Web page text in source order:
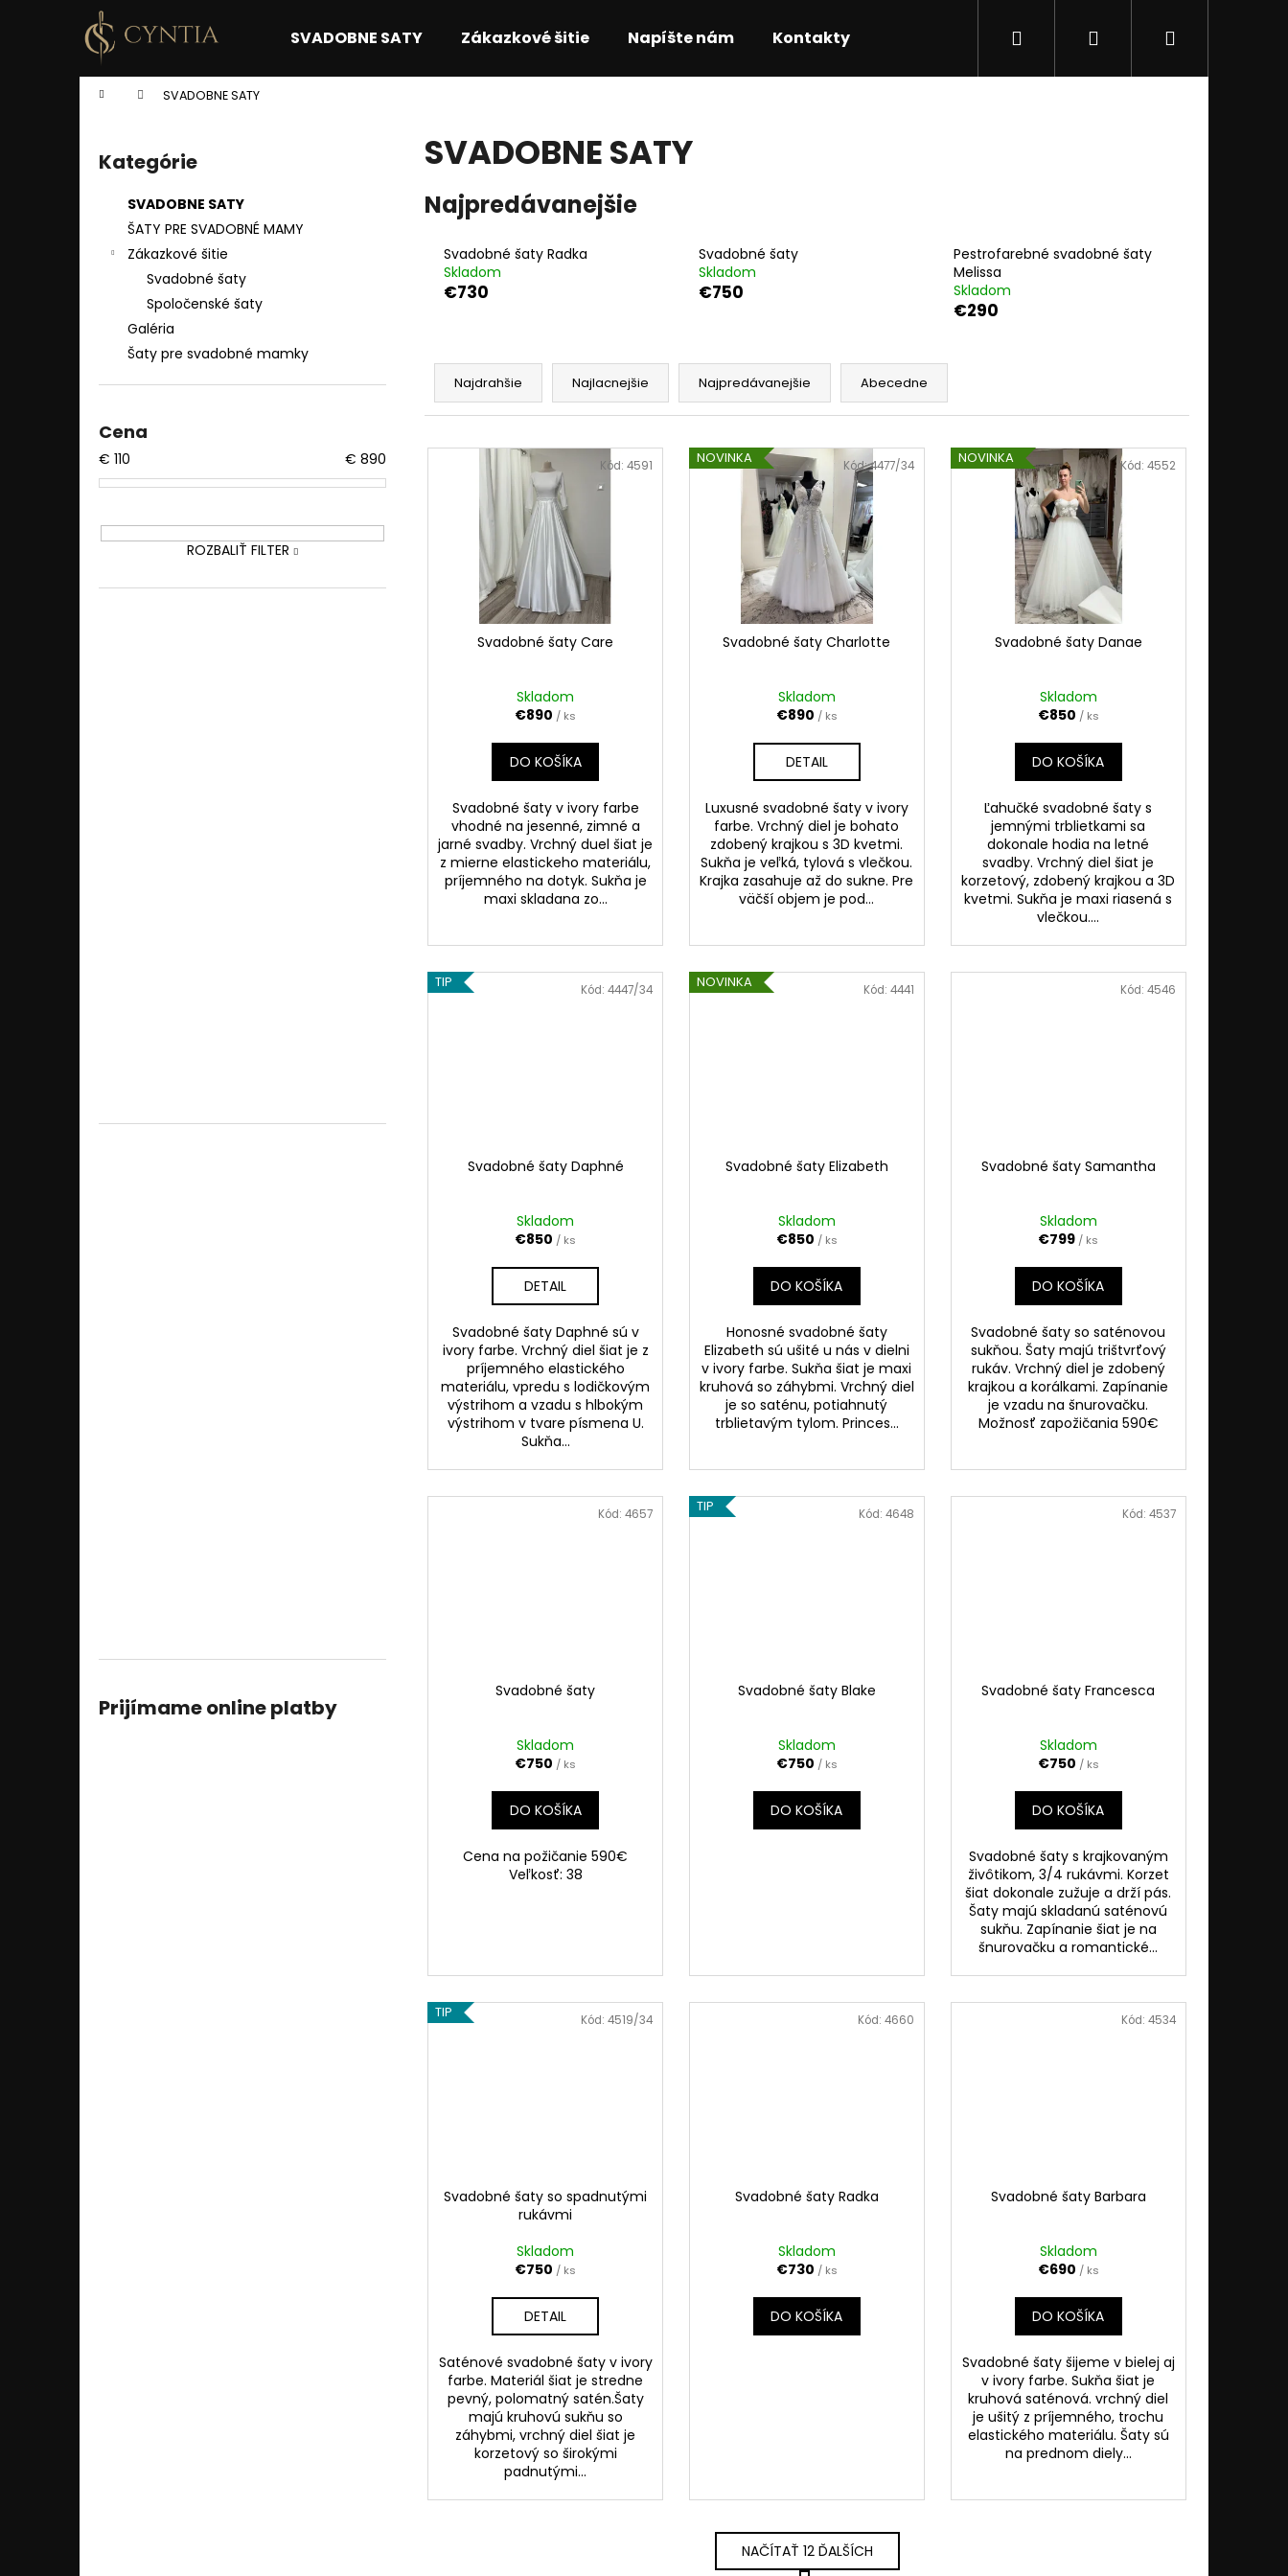
SVADOBNE SATY Zákazkové šitie Napíšte nám Kontakty Obchodné podmienky
Hľadať Prihlásenie
Domov SVADOBNE SATY
Preskočiť
kategórie
Kategórie
SVADOBNE SATY
ŠATY PRE SVADOBNÉ MAMY
Zákazkové šitie
Svadobné šaty
Spoločenské šaty
Galéria
Šaty pre svadobné mamky
Cena
€ 110 € 890
ROZBALIŤ FILTER
Prijímame online platby
SVADOBNE SATY
Najpredávanejšie
Svadobné šaty Radka
Skladom
€730
Svadobné šaty
Skladom
€750
Pestrofarebné svadobné šaty
Melissa
Skladom
€290
R
d
Najdrahšie Najlacnejšie Najpredávanejšie Abecedne
V
Svadobné šaty Care
Skladom
€890 / ks
DO KOŠÍKA
Svadobné šaty v ivory farbe
vhodné na jesenné, zimné a
jarné svadby. Vrchný duel šiat je
z mierne elastickeho materiálu,
príjemného na dotyk. Sukňa je
maxi skladana zo...
Kód:4591 NOVINKA
Svadobné šaty Charlotte
Skladom
€890 / ks
DETAIL
Luxusné svadobné šaty v ivory
farbe. Vrchný diel je bohato
zdobený krajkou s 3D kvetmi.
Sukňa je veľká, tylová s vlečkou.
Krajka zasahuje až do sukne. Pre
väčší objem je pod...
Kód:4477/34 NOVINKA
Svadobné šaty Danae
Skladom
€850 / ks
DO KOŠÍKA
Ľahučké svadobné šaty s
jemnými trblietkami sa
dokonale hodia na letné
svadby. Vrchný diel šiat je
korzetový, zdobený krajkou a 3D
kvetmi. Sukňa je maxi riasená s
vlečkou....
Kód: 4552
TIP
Svadobné šaty Daphné
Skladom
€850 / ks
DETAIL
Svadobné šaty Daphné sú v
ivory farbe. Vrchný diel šiat je z
príjemného elastického
materiálu, vpredu s lodičkovým
výstrihom a vzadu s hlbokým
výstrihom v tvare písmena U.
Sukňa...
Kód:4447/34 NOVINKA
Svadobné šaty Elizabeth
Skladom
€850 / ks
DO KOŠÍKA
Honosné svadobné šaty
Elizabeth sú ušité u nás v dielni
v ivory farbe. Sukňa šiat je maxi
kruhová so záhybmi. Vrchný diel
je so saténu, potiahnutý
trblietavým tylom. Princes...
Kód: 4441
Svadobné šaty Samantha
Skladom
€799 / ks
DO KOŠÍKA
Svadobné šaty so saténovou
sukňou. Šaty majú trištvrťový
rukáv. Vrchný diel je zdobený
krajkou a korálkami. Zapínanie
je vzadu na šnurovačku.
Možnosť zapožičania 590€
Kód: 4546
Svadobné šaty
Skladom
€750 / ks
DO KOŠÍKA
Cena na požičanie 590€
Veľkosť: 38
Kód:4657 TIP
Svadobné šaty Blake
Skladom
€750 / ks
DO KOŠÍKA
Kód: 4648
Svadobné šaty Francesca
Skladom
€750 / ks
DO KOŠÍKA
Svadobné šaty s krajkovaným
živôtikom, 3/4 rukávmi. Korzet
šiat dokonale zužuje a drží pás.
Šaty majú skladanú saténovú
sukňu. Zapínanie šiat je na
šnurovačku a romantické...
Kód: 4537
TIP
Svadobné šaty so spadnutými
rukávmi
Skladom
€750 / ks
DETAIL
Saténové svadobné šaty v ivory
farbe. Materiál šiat je stredne
pevný, polomatný satén.Šaty
majú kruhovú sukňu so
záhybmi, vrchný diel šiat je
korzetový so širokými
padnutými...
Kód:4519/34
Svadobné šaty Radka
Skladom
€730 / ks
DO KOŠÍKA
Kód: 4660
Svadobné šaty Barbara
Skladom
€690 / ks
DO KOŠÍKA
Svadobné šaty šijeme v bielej aj
v ivory farbe. Sukňa šiat je
kruhová saténová. vrchný diel
je ušitý z príjemného, trochu
elastického materiálu. Šaty sú
na prednom diely...
Kód: 4534
NAČÍTAŤ 12 ĎALŠÍCH
Späť
Späť
Odporúčame